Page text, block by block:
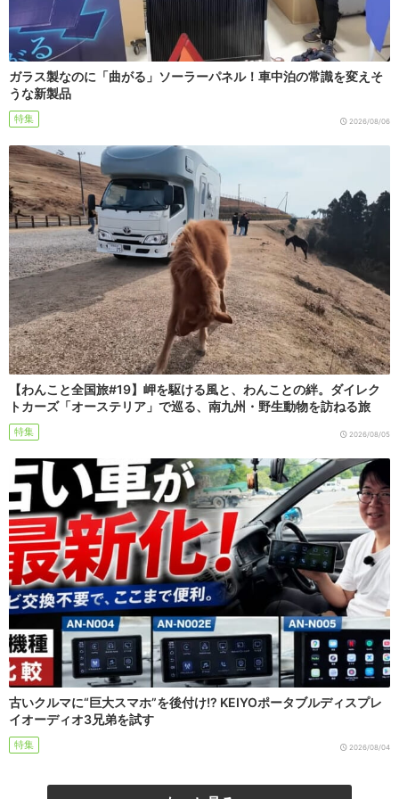
ガラス製なのに「曲がる」ソーラーパネル！車中泊の常識を変えそ
うな新製品
特集 2026/08/06
【わんこと全国旅#19】岬を駆ける風と、わんことの絆。ダイレク
トカーズ「オーステリア」で巡る、南九州・野生動物を訪ねる旅
特集 2026/08/05
古いクルマに“巨大スマホ”を後付け!? KEIYOポータブルディスプレ
イオーディオ3兄弟を試す
特集 2026/08/04